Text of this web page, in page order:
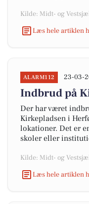
Kilde: Midt- og
Læs hele artiklen
ALARM112 23-03-
Indbrud på
Der har været
Kirkepladsen i
lokationer. Det er
skoler eller
Kilde: Midt- og
Læs hele artiklen